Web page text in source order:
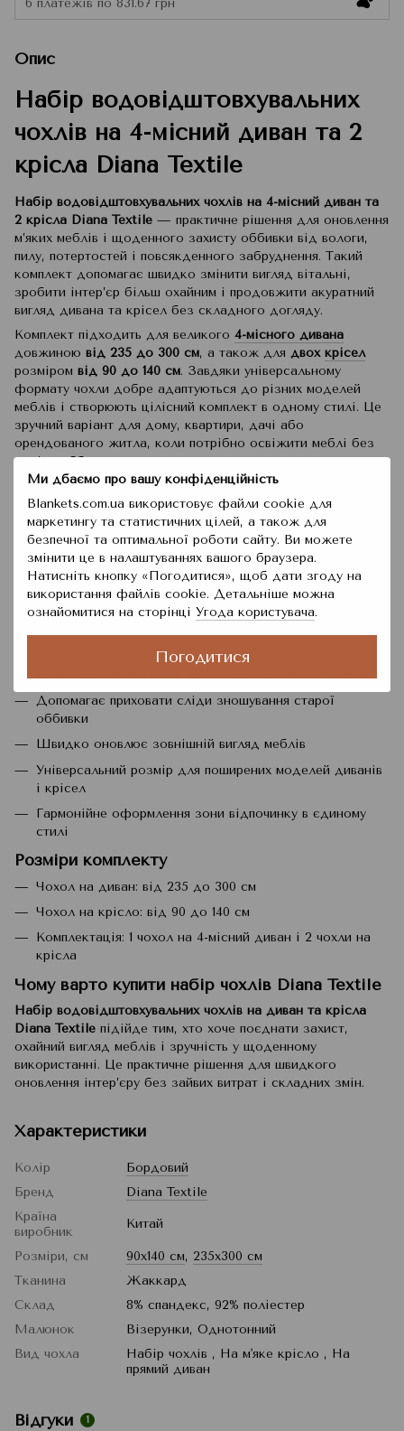
Ми дбаємо про вашу конфіденційність
Blankets.com.ua використовує файли cookie для
маркетингу та статистичних цілей, а також для
безпечної та оптимальної роботи сайту. Ви можете
змінити це в налаштуваннях вашого браузера.
Натисніть кнопку «Погодитися», щоб дати згоду на
використання файлів cookie. Детальніше можна
ознайомитися на сторінці Угода користувача.
Погодитися
6 платежів по 831.67 грн
Опис
Набір водовідштовхувальних
чохлів на 4-місний диван та 2
крісла Diana Textile
Набір водовідштовхувальних чохлів на 4-місний диван та
2 крісла Diana Textile — практичне рішення для оновлення
м’яких меблів і щоденного захисту оббивки від вологи,
пилу, потертостей і повсякденного забруднення. Такий
комплект допомагає швидко змінити вигляд вітальні,
зробити інтер’єр більш охайним і продовжити акуратний
вигляд дивана та крісел без складного догляду.
Комплект підходить для великого 4-місного дивана
довжиною від 235 до 300 см, а також для двох крісел
розміром від 90 до 140 см. Завдяки універсальному
формату чохли добре адаптуються до різних моделей
меблів і створюють цілісний комплект в одному стилі. Це
зручний варіант для дому, квартири, дачі або
орендованого житла, коли потрібно освіжити меблі без
заміни оббивки.
Водовідштовхувальні чохли Diana Textileстануть вдалим
вибором для тих, хто цінує практичність у побуті.
Поверхня допомагає зменшити ризик швидкого вбирання
випадково пролитої рідини, тому догляд за меблями стає
простішим. Чохли також доречні в оселях, де важливо
підтримувати чистоту щодня та зберігати меблі в
охайному стані.
Переваги набору
Комплект на 4-місний диван і 2 крісла
Водовідштовхувальний ефект для щоденного захисту
Допомагає приховати сліди зношування старої
оббивки
Швидко оновлює зовнішній вигляд меблів
Універсальний розмір для поширених моделей диванів
і крісел
Гармонійне оформлення зони відпочинку в єдиному
стилі
Розміри комплекту
Чохол на диван: від 235 до 300 см
Чохол на крісло: від 90 до 140 см
Комплектація: 1 чохол на 4-місний диван і 2 чохли на
крісла
Чому варто купити набір чохлів Diana Textile
Набір водовідштовхувальних чохлів на диван та крісла
Diana Textile підійде тим, хто хоче поєднати захист,
охайний вигляд меблів і зручність у щоденному
використанні. Це практичне рішення для швидкого
оновлення інтер’єру без зайвих витрат і складних змін.
Характеристики
Колір
Бордовий
Бренд
Diana Textile
Країна
виробник
Китай
Розміри, см 90x140 см, 235x300 см
Тканина
Жаккард
Склад
8% спандекс, 92% поліестер
Малюнок
Візерунки, Однотонний
Вид чохла
Набір чохлів , На м'яке крісло , На
прямий диван
Відгуки 1